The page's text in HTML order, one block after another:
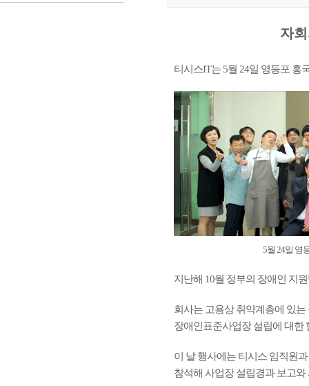
자
티시스IT는 5월 24일 영등포 흥
5월 24일 영
지난해 10월 정부의 장애인 지
회사는 고용상 취약계층에 있
장애인표준사업장 설립에 대한
이 날 행사에는 티시스 임직원
참석해 사업장 설립경과 보고